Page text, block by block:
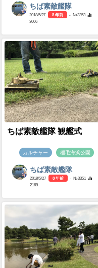
ちば素敵艦隊
2018/5/27 8 年前
- №3353
3006
ちば素敵艦隊 観艦式
カルチャー 稲毛海浜公園
ちば素敵艦隊
2018/5/27 8 年前
- №3351
2169